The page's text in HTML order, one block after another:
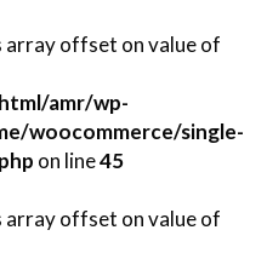
array offset on value of
amr/wp-
woocommerce/single-
on line45
array offset on value of